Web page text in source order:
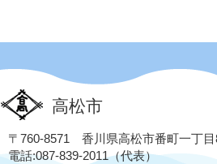
高松市
〒760-8571 香川県高松市番町一丁目
電話:087-839-2011（代表）